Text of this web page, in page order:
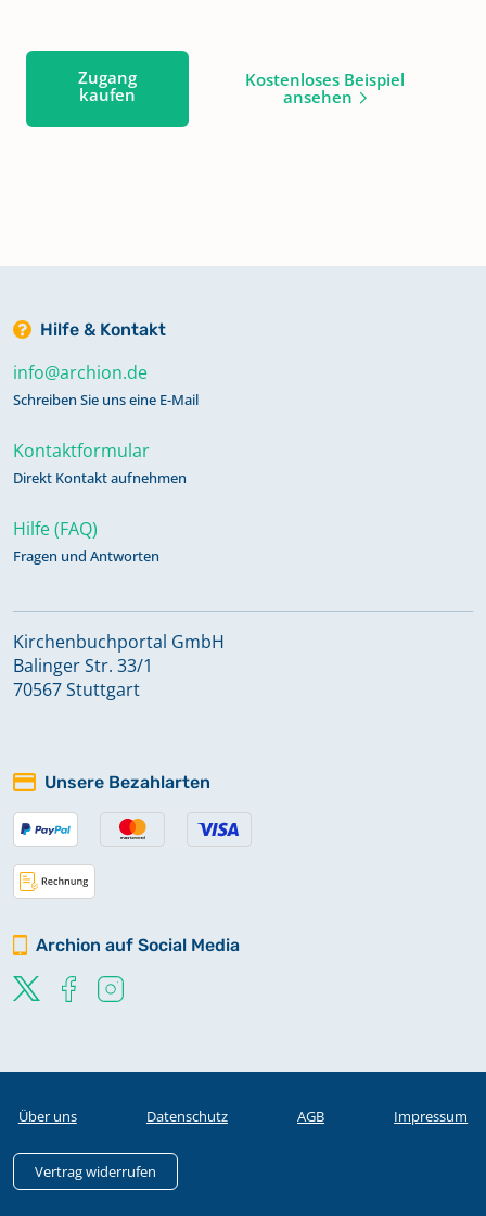
Zugang
kaufen
Kostenloses Beispiel
ansehen
Hilfe & Kontakt
info@archion.de
Schreiben Sie uns eine E-Mail
Kontaktformular
Direkt Kontakt aufnehmen
Hilfe (FAQ)
Fragen und Antworten
Kirchenbuchportal GmbH
Balinger Str. 33/1
70567 Stuttgart
Unsere Bezahlarten
Archion auf Social Media
Über uns Datenschutz AGB Impressum
Vertrag widerrufen